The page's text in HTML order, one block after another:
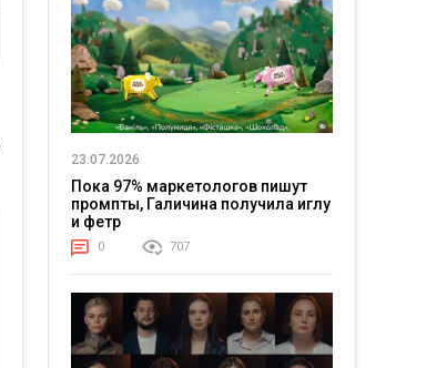
23.07.2026
Пока 97% маркетологов пишут
промпты, Галичина получила иглу
и фетр
0 707